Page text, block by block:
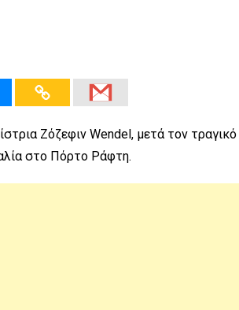
Ζόζεφιν Wendel, μετά τον
στο Πόρτο Ράφτη.